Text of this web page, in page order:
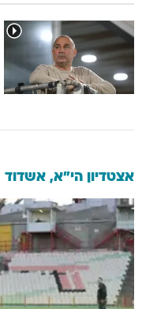
אצטדיון הי"א, אשדוד